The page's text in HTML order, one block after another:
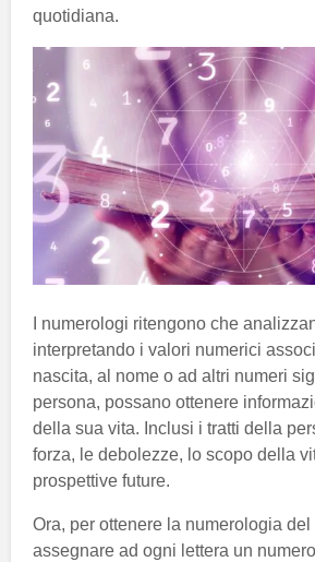
quotidiana.
I numerologi ritengono che
interpretando i valori numerici
nascita, al nome o ad altri numeri
persona, possano ottenere
della sua vita. Inclusi i tratti della
forza, le debolezze, lo scopo della
prospettive future.
Ora, per ottenere la numerologia
assegnare ad ogni lettera un